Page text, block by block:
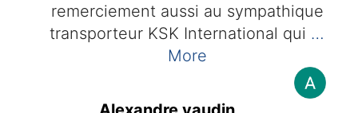
remerciement aussi au sympathique
transporteur KSK International qui …
More